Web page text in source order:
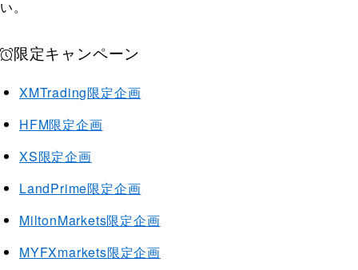
い。
限定キャンペーン
XMTrading限定企画
HFM限定企画
XS限定企画
LandPrime限定企画
MiltonMarkets限定企画
MYFXmarkets限定企画